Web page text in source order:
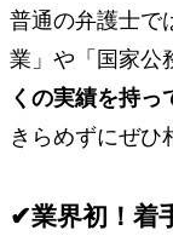
普通の弁護士で
業」 や 「国家公
くの実績を持っ
きらめずにぜひ
✔業界初！着